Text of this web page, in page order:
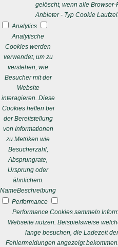
gelöscht, wenn alle
Anbieter - Typ Cookie
Analytics
Analytische
Cookies werden
verwendet, um zu
verstehen, wie
Besucher mit der
Website
interagieren. Diese
Cookies helfen bei
der Bereitstellung
von Informationen
zu Metriken wie
Besucherzahl,
Absprungrate,
Ursprung oder
ähnlichem.
NameBeschreibung
Performance
Performance Cookies sammeln
Webseite nutzen. Beispielsweise
lange besuchen, die Ladezeit
Fehlermeldungen angezeigt